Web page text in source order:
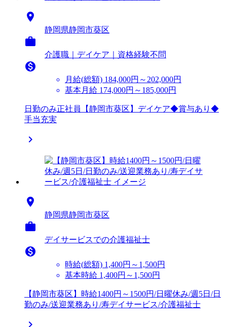

静岡県静岡市葵区

介護職｜デイケア｜資格経験不問

月給(総額) 184,000円～202,000円
基本月給 174,000円～185,000円
日勤のみ正社員【静岡市葵区】デイケア◆賞与あり◆
手当充実


静岡県静岡市葵区

デイサービスでの介護福祉士

時給(総額) 1,400円～1,500円
基本時給 1,400円～1,500円
【静岡市葵区】時給1400円～1500円/日曜休み/週5日/日
勤のみ/送迎業務あり/寿デイサービス/介護福祉士
